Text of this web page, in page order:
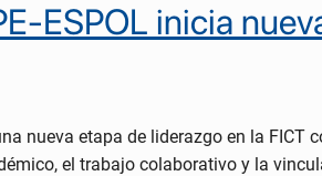
ESPOL inicia
nueva etapa de liderazgo en la
el trabajo colaborativo y la